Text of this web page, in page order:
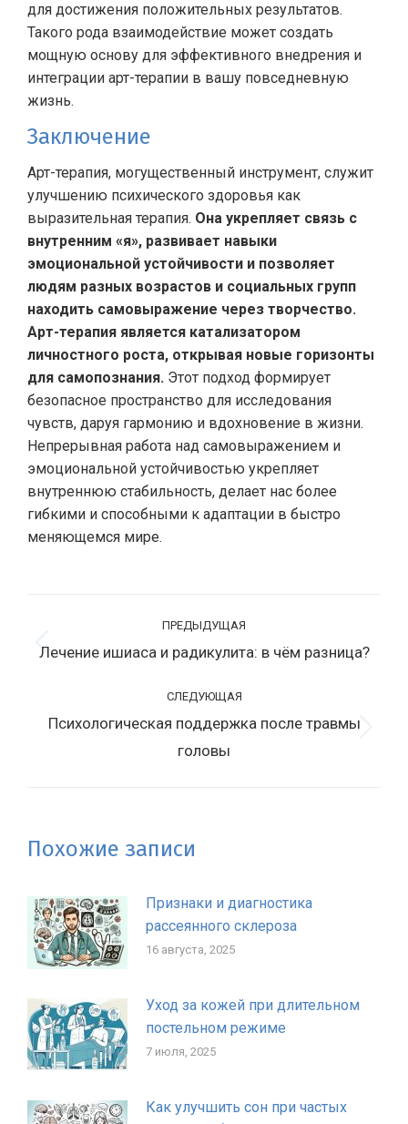
для достижения положительных результатов.
Такого рода взаимодействие может создать
мощную основу для эффективного внедрения и
интеграции арт-терапии в вашу повседневную
жизнь.
Заключение
Арт-терапия, могущественный инструмент, служит
улучшению психического здоровья как
выразительная терапия. Она укрепляет связь с
внутренним «я», развивает навыки
эмоциональной устойчивости и позволяет
людям разных возрастов и социальных групп
находить самовыражение через творчество.
Арт-терапия является катализатором
личностного роста, открывая новые горизонты
для самопознания. Этот подход формирует
безопасное пространство для исследования
чувств, даруя гармонию и вдохновение в жизни.
Непрерывная работа над самовыражением и
эмоциональной устойчивостью укрепляет
внутреннюю стабильность, делает нас более
гибкими и способными к адаптации в быстро
меняющемся мире.
записям
ПРЕДЫДУЩАЯ
Предыдущая
Лечение ишиаса и радикулита: в чём разница?
СЛЕДУЮЩАЯ
Следующая
запись:
Психологическая поддержка после травмы
головы
Похожие записи
Признаки и диагностика
рассеянного склероза
16 августа, 2025
Уход за кожей при длительном
постельном режиме
7 июля, 2025
Как улучшить сон при частых